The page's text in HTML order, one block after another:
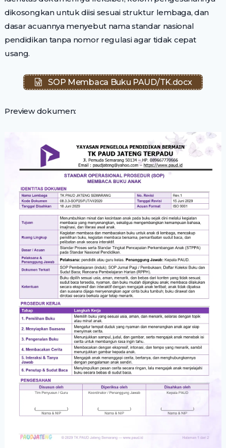
dikosongkan untuk diisi sesuai struktur lembaga, dan
dasar acuannya menyebut nama standar nasional
pendidikan tanpa nomor regulasi agar tidak cepat
usang.
SOP Membaca Buku PAUD/TK.docx
Preview dokumen: